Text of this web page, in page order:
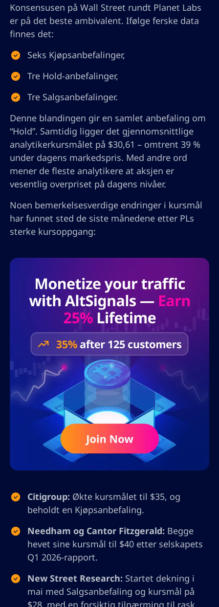
Konsensusen på Wall Street rundt Planet Labs
er på det beste ambivalent. Ifølge ferske data
finnes det:
Seks Kjøpsanbefalinger,
Tre Hold-anbefalinger,
Tre Salgsanbefalinger.
Denne blandingen gir en samlet anbefaling om
“Hold”. Samtidig ligger det gjennomsnittlige
analytikerkursmålet på $30,61 – omtrent 39 %
under dagens markedspris. Med andre ord
mener de fleste analytikere at aksjen er
vesentlig overpriset på dagens nivåer.
Noen bemerkelsesverdige endringer i kursmål
har funnet sted de siste månedene etter PLs
sterke kursoppgang:
Citigroup: Økte kursmålet til $35, og
beholdt en Kjøpsanbefaling.
Needham og Cantor Fitzgerald: Begge
hevet sine kursmål til $40 etter selskapets
Q1 2026-rapport.
New Street Research: Startet dekning i
mai med Salgsanbefaling og kursmål på
$28, med en forsiktig tilnærming til rask